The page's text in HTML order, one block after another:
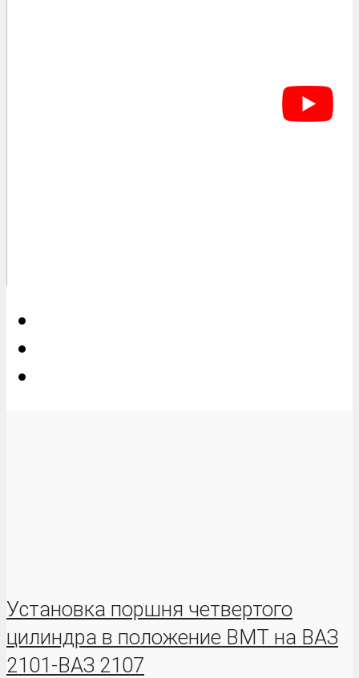
Установка поршня четвертого
цилиндра в положение ВМТ на ВАЗ
2101-ВАЗ 2107